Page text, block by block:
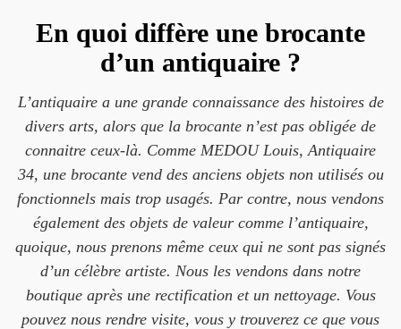
En quoi diffère une brocante
d’un antiquaire ?
L’antiquaire a une grande connaissance des histoires de
divers arts, alors que la brocante n’est pas obligée de
connaitre ceux-là. Comme MEDOU Louis, Antiquaire
34, une brocante vend des anciens objets non utilisés ou
fonctionnels mais trop usagés. Par contre, nous vendons
également des objets de valeur comme l’antiquaire,
quoique, nous prenons même ceux qui ne sont pas signés
d’un célèbre artiste. Nous les vendons dans notre
boutique après une rectification et un nettoyage. Vous
pouvez nous rendre visite, vous y trouverez ce que vous